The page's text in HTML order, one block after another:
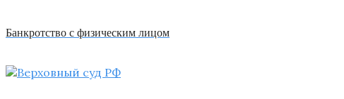
Банкротство с физическим лицом